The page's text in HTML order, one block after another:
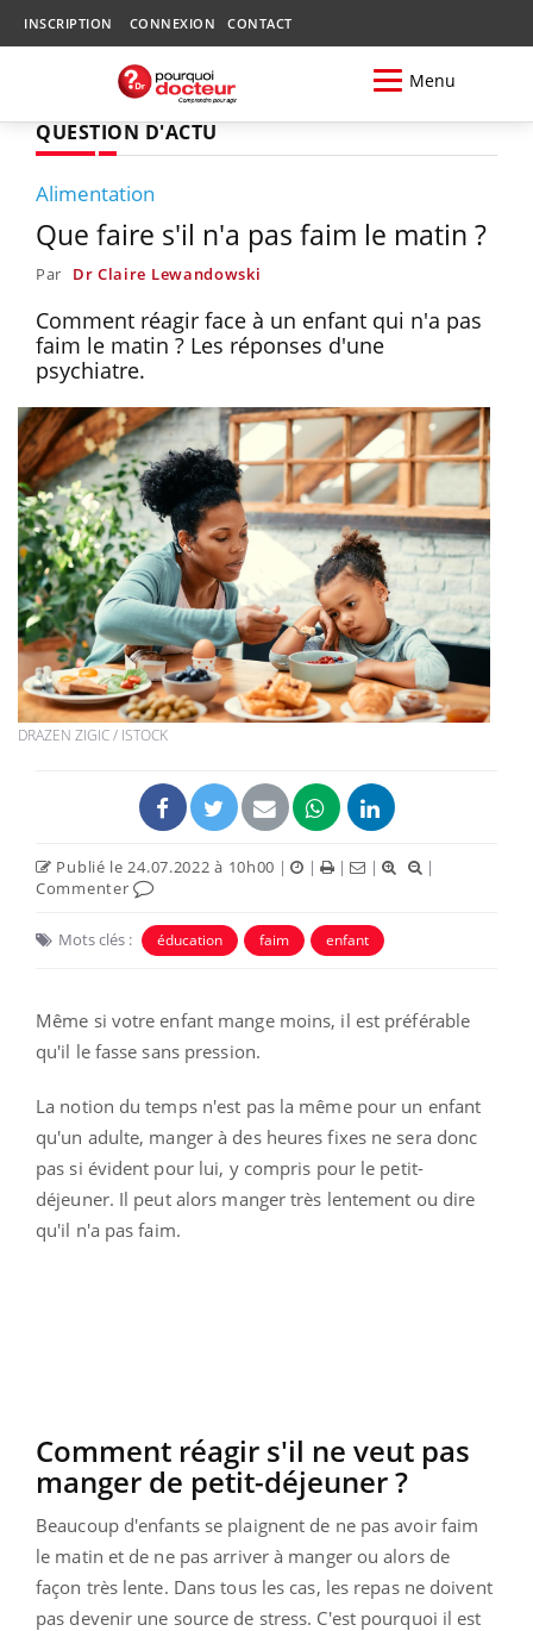
INSCRIPTION CONNEXION CONTACT
Menu
QUESTION D'ACTU
Alimentation
Que faire s'il n'a pas faim le matin ?
Par Dr Claire Lewandowski
Comment réagir face à un enfant qui n'a pas
faim le matin ? Les réponses d'une
psychiatre.
DRAZEN ZIGIC / ISTOCK
Publié le 24.07.2022 à 10h00 | | | |
|
Commenter
Mots clés : éducation faim enfant
Même si votre enfant mange moins, il est préférable
qu'il le fasse sans pression.
La notion du temps n'est pas la même pour un enfant
qu'un adulte, manger à des heures fixes ne sera donc
pas si évident pour lui, y compris pour le petit-
déjeuner. Il peut alors manger très lentement ou dire
qu'il n'a pas faim.
Comment réagir s'il ne veut pas
manger de petit-déjeuner ?
Beaucoup d'enfants se plaignent de ne pas avoir faim
le matin et de ne pas arriver à manger ou alors de
façon très lente. Dans tous les cas, les repas ne doivent
pas devenir une source de stress. C'est pourquoi il est